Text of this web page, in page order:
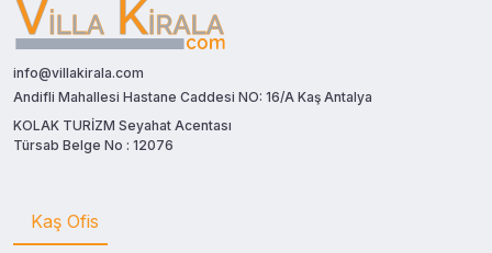
info@villakirala.com
Andifli Mahallesi Hastane Caddesi NO: 16/A Kaş Antalya
KOLAK TURİZM Seyahat Acentası
Türsab Belge No : 12076
Kaş Ofis